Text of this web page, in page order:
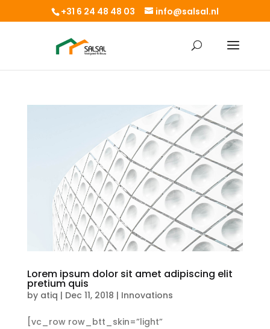
+31 6 24 48 48 03 info@salsal.nl
Lorem ipsum dolor sit amet adipiscing elit
pretium quis
by atiq | Dec 11, 2018 | Innovations
[vc_row row_btt_skin=”light”